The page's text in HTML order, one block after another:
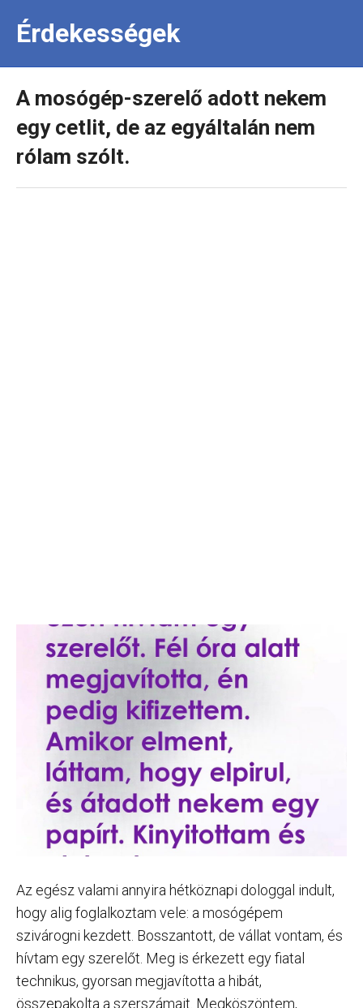
Érdekességek
A mosógép-szerelő adott nekem
egy cetlit, de az egyáltalán nem
rólam szólt.
Az egész valami annyira hétköznapi dologgal indult,
hogy alig foglalkoztam vele: a mosógépem
szivárogni kezdett. Bosszantott, de vállat vontam, és
hívtam egy szerelőt. Meg is érkezett egy fiatal
technikus, gyorsan megjavította a hibát,
összepakolta a szerszámait. Megköszöntem,